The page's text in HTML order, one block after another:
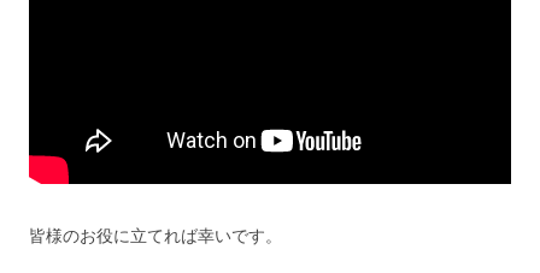
皆様のお役に立てれば幸いです。